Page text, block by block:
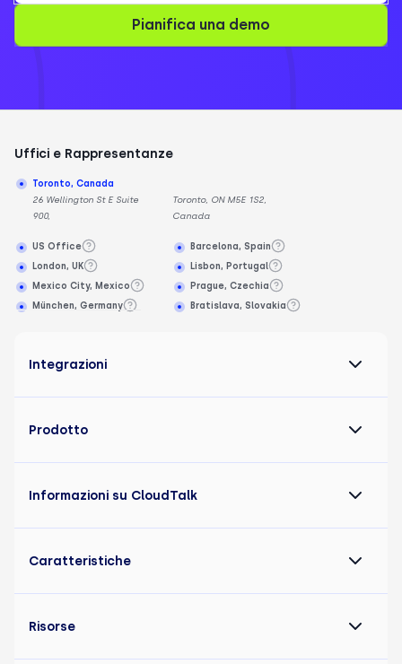
Pianifica una demo
Uffici e Rappresentanze
Toronto, Canada
26 Wellington St E Suite
900,
Toronto, ON M5E 1S2,
Canada
US Office
London, UK
Mexico City, Mexico
München, Germany
Barcelona, Spain
Lisbon, Portugal
Prague, Czechia
Bratislava, Slovakia
Integrazioni
Prodotto
Informazioni su CloudTalk
Caratteristiche
Risorse